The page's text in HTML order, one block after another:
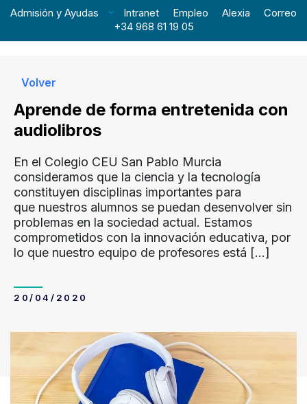
Admisión y Ayudas Intranet Empleo Alexia
Correo
+34 968 61 19 05
Volver
Aprende de forma entretenida con
audiolibros
En el Colegio CEU San Pablo Murcia
consideramos que la ciencia y la tecnología
constituyen disciplinas importantes para
que nuestros alumnos se puedan desenvolver sin
problemas en la sociedad actual. Estamos
comprometidos con la innovación educativa, por
lo que nuestro equipo de profesores está […]
20/04/2020